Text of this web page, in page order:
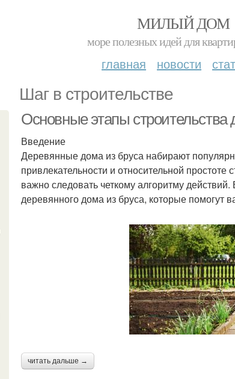
МИЛЫЙ ДОМ
море полезных идей для
главная новости
Шаг в строительстве
Основные этапы строительства
Введение
Деревянные дома из бруса набирают
привлекательности и относительной простоте
важно следовать четкому алгоритму
деревянного дома из бруса, которые помогут
читать дальше →